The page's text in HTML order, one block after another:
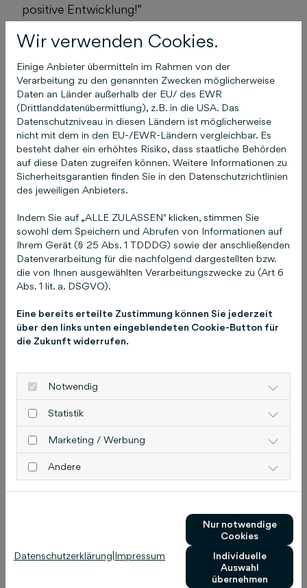
positive Entwicklung!”
Mit COCO setzen die Kooperationspartner neue
Kommunikationsmanagement für
Unternehmen, insbesondere im KMU-Bereich.
Schon heute ermöglicht die Plattform
Unternehmerinnen und Unternehmern, eine
herausragende crossmediale Online-Präsenz
aufzubauen. Für die Weiterentwicklung und
Vermarktung von COCO bündeln die
Schlütersche und The Digital Architects ihre
Foto:
v.l.: David Brandstätter (Geschäftsführer,
Mainpost), Bernd Riedel (Leitung Finanzen und
Recht, Mainpost), Yannic Tremmel
(Geschäftsführerin Schlütersche Marketing
Holding), Ingo Mahl (CEO Schlütersche
Über die Schlütersche
Die Schlütersche Verlagsgesellschaft mbH & Co.
KG bildet zusammen mit ihren bundesweiten
Beteiligungen die Schlütersche Mediengruppe.
Als Mediendienstleister für mittelständische
Unternehmen konzipiert die Schlütersche
oder crossmedial, alles aus einer Hand.
Das Service-Angebot umfasst unter anderem
Einträge in Branchenverzeichnissen, die
Erstellung von Unternehmenswebseiten und
Wir verwenden Cookies.
Einige Anbieter übermitteln im Rahmen von der
Verarbeitung zu den genannten Zwecken möglicherweise
Daten an Länder außerhalb der EU/ des EWR
(Drittlanddatenübermittlung), z.B. in die USA. Das
Datenschutzniveau in diesen Ländern ist möglicherweise
nicht mit dem in den EU-/EWR-Ländern vergleichbar. Es
besteht daher ein erhöhtes Risiko, dass staatliche Behörden
auf diese Daten zugreifen können. Weitere Informationen zu
Sicherheitsgarantien finden Sie in den Datenschutzrichtlinien
des jeweiligen Anbieters.
Indem Sie auf „ALLE ZULASSEN" klicken, stimmen Sie
sowohl dem Speichern und Abrufen von Informationen auf
Ihrem Gerät (§ 25 Abs. 1 TDDDG) sowie der anschließenden
Datenverarbeitung für die nachfolgend dargestellten bzw.
die von Ihnen ausgewählten Verarbeitungszwecke zu (Art 6
Abs. 1 lit. a. DSGVO).
Eine bereits erteilte Zustimmung können Sie jederzeit
über den links unten eingeblendeten Cookie-Button für
die Zukunft widerrufen.
Notwendig
Statistik
Marketing / Werbung
Andere
Datenschutzerklärung Impressum
Nur notwendige
Cookies
Individuelle
Auswahl
übernehmen